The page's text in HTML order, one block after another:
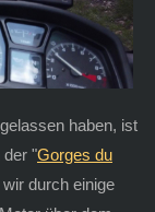
haben, ist
der "Gorges du
durch einige